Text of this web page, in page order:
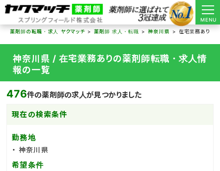
MENU
薬剤師の転職・求人 ヤクマッチ
薬剤師 求人・転職 神奈川県 在宅業務あり
神奈川県 / 在宅業務ありの薬剤師転職・求人情
報の一覧
476件の薬剤師の求人が見つかりました
現在の検索条件
勤務地
神奈川県
希望条件